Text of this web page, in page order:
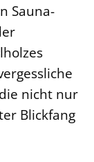
Sauna-
nicht nur
Blickfang